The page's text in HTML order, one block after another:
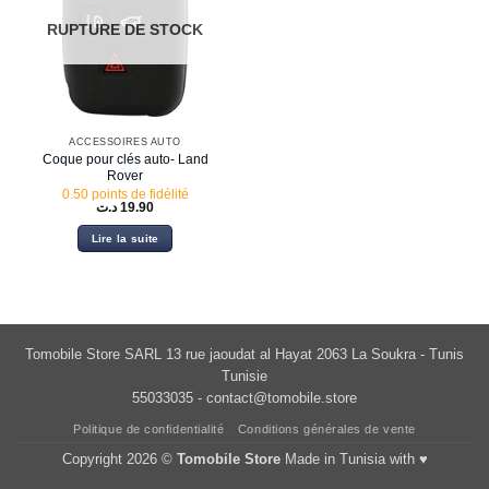
RUPTURE DE STOCK
ACCESSOIRES AUTO
Coque pour clés auto- Land
Rover
0.50 points de fidélité
19.90 د.ت
Lire la suite
Tomobile Store SARL 13 rue jaoudat al Hayat 2063 La Soukra - Tunis
Tunisie
55033035 - contact@tomobile.store
Politique de confidentialité Conditions générales de vente
Copyright 2026 © Tomobile StoreMade in Tunisia with ♥